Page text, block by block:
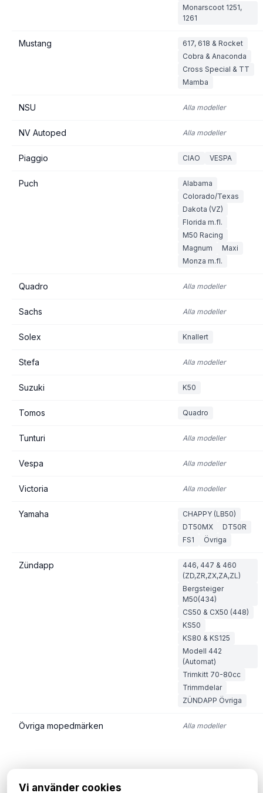
Monarscoot 1251,
1261
Mustang
617, 618 & Rocket
Cobra & Anaconda
Cross Special & TT
Mamba
NSU Alla modeller
NV Autoped Alla modeller
Piaggio CIAO VESPA
Puch
Alabama
Colorado/Texas
Dakota (VZ)
Florida m.fl.
M50 Racing
Magnum
Maxi
Monza m.fl.
Quadro Alla modeller
Sachs Alla modeller
Solex Knallert
Stefa Alla modeller
Suzuki K50
Tomos Quadro
Tunturi Alla modeller
Vespa Alla modeller
Victoria Alla modeller
Yamaha
CHAPPY (LB50)
DT50MX
DT50R
FS1
Övriga
Zündapp
446, 447 & 460
(ZD,ZR,ZX,ZA,ZL)
Bergsteiger
M50(434)
CS50 & CX50 (448)
KS50
KS80 & KS125
Modell 442
(Automat)
Trimkitt 70-80cc
Trimmdelar
ZÜNDAPP Övriga
Övriga mopedmärken Alla modeller
Vi använder cookies